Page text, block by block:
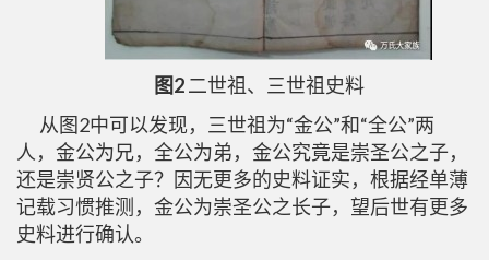
图2二世祖、三世祖史料
从图2中可以发现，三世祖为“金公”和“全公”两
人，金公为兄，全公为弟，金公究竟是崇圣公之子，
还是崇贤公之子？因无更多的史料证实，根据经单薄
记载习惯推测，金公为崇圣公之长子，望后世有更多
史料进行确认。